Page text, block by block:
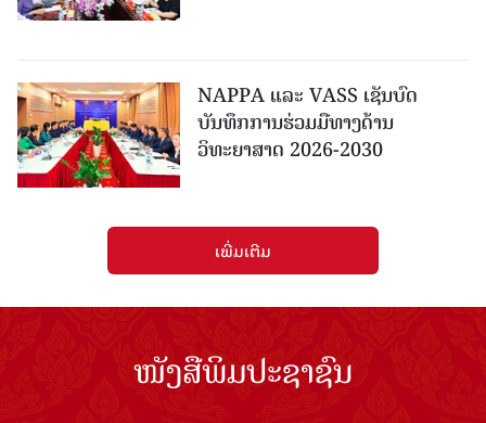
NAPPA ແລະ VASS ເຊັນບົດ
ບັນທຶກການຮ່ວມມືທາງດ້ານ
ວິທະຍາສາດ 2026-2030
ເພີ່ມເຕີມ
ໜັງສືພິມປະຊາຊົນ